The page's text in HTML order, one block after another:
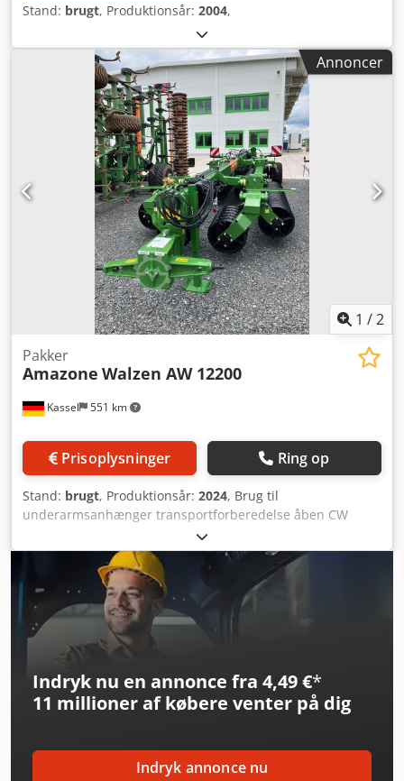
Stand: brugt, Produktionsår: 2004,
Annoncer
1 /2
Kassel 551 km
Pakker
Amazone Walzen AW 12200
Prisoplysninger Ring op
Stand: brugt, Produktionsår: 2024, Brug til
underarmsanhænger transportforberedelse åben CW
12200 / Cambridge-ringe glatte LED-lygter til vejbrug
underarmsanhænger Kat 3 / Bremset aksel 3,3-4,2T EU-
typegodkendelse - COC Sikring mod / uautoriseret /
Codpfxott I N Se Alijrf
Indryk nu en annonce fra 4,49 €*
11 millioner af købere venter på dig
Indryk annonce nu